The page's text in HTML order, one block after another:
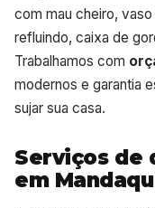
com mau cheiro,
refluindo, caixa de
Trabalhamos com
modernos e garantia
sujar sua casa.
Serviços de
em